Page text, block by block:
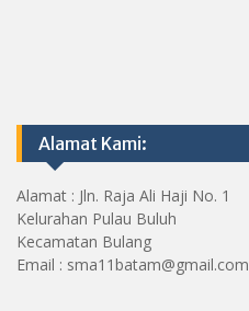
Alamat Kami:
Alamat : Jln. Raja Ali Haji No. 1
Kelurahan Pulau Buluh
Kecamatan Bulang
Email : sma11batam@gmail.com